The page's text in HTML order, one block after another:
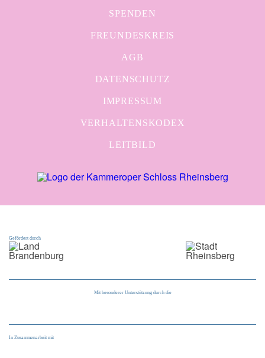
SPENDEN
FREUNDESKREIS
AGB
DATENSCHUTZ
IMPRESSUM
VERHALTENSKODEX
LEITBILD
Gefördert durch
Mit besonderer Unterstützung durch die
In Zusammenarbeit mit